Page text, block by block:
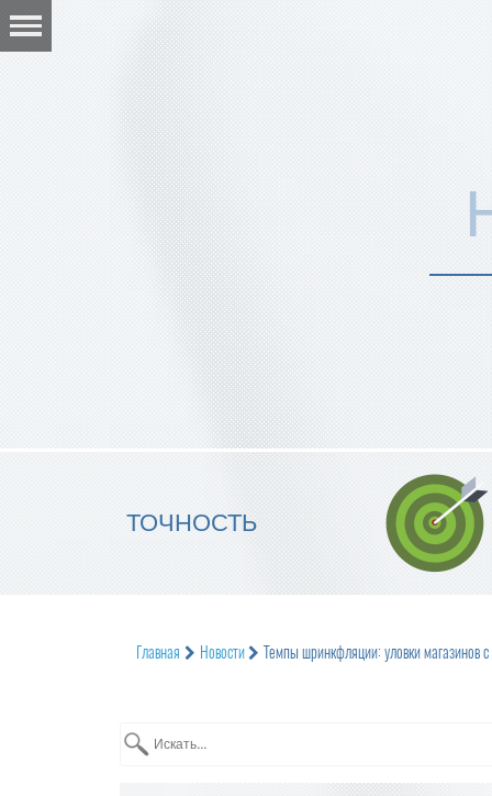
ТОЧНОСТЬ
Главная Новости Темпы шринкфляции: уловки магазинов